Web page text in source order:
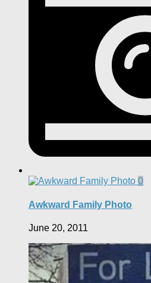
0
Awkward Family Photo
June 20, 2011